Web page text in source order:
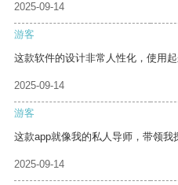
2025-09-14
游客
这款软件的设计非常人性化，使用起
2025-09-14
游客
这款app就像我的私人导师，带领我
2025-09-14